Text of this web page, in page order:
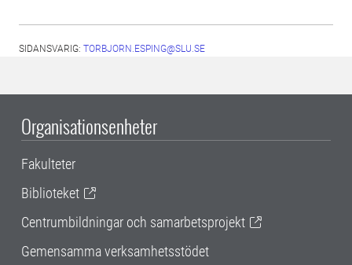
SIDANSVARIG: TORBJORN.ESPING@SLU.SE
Organisationsenheter
Fakulteter
Biblioteket
Centrumbildningar och samarbetsprojekt
Gemensamma verksamhetsstödet